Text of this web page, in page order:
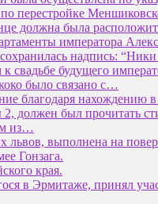
перестройке
должна была
императора
надпись:
будущего
было связано с…
благодаря
должен был прочитать
из…
выполнена на
Гонзага.
края.
в Эрмитаже, принял